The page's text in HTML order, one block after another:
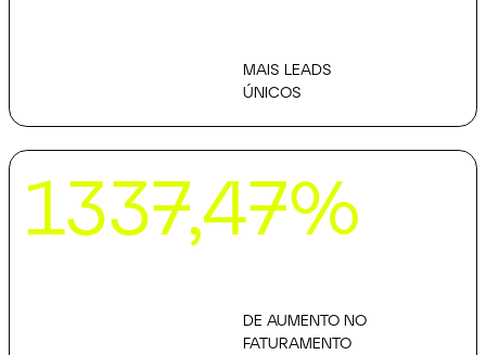
MAIS LEADS
ÚNICOS
1337,47% de aumento no faturamento
1337,47%
DE AUMENTO NO
FATURAMENTO